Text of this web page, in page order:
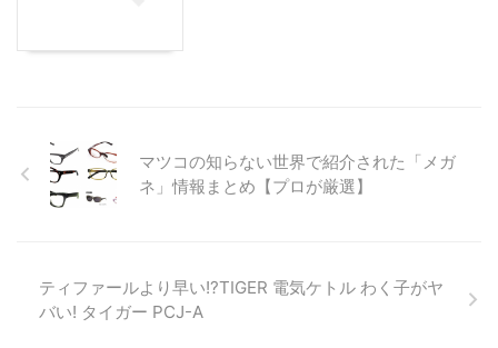
マツコの知らない世界で紹介された「メガ
ネ」情報まとめ【プロが厳選】
ティファールより早い!?TIGER 電気ケトル わく子がヤ
バい! タイガー PCJ-A